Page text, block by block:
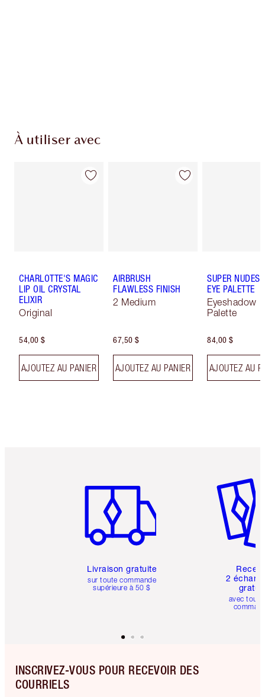
À utiliser avec
CHARLOTTE'S MAGIC
LIP OIL CRYSTAL
ELIXIR
Original
54,00 $
AJOUTEZ AU PANIER
AIRBRUSH
FLAWLESS FINISH
2 Medium
67,50 $
AJOUTEZ AU PANIER
SUPER NUDES
EYE PALETTE
Eyeshadow
Palette
84,00 $
AJOUTEZ AU
Livraison gratuite
sur toute commande
supérieure à 50 $
2
avec
INSCRIVEZ-VOUS POUR RECEVOIR DES
COURRIELS